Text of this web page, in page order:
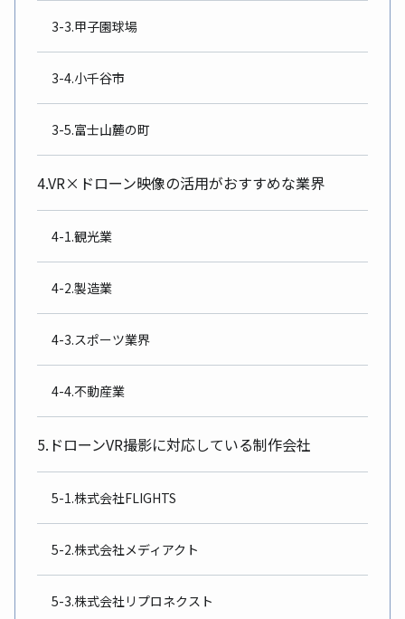
3-3.甲子園球場
3-4.小千谷市
3-5.富士山麓の町
4.VR×ドローン映像の活用がおすすめな業界
4-1.観光業
4-2.製造業
4-3.スポーツ業界
4-4.不動産業
5.ドローンVR撮影に対応している制作会社
5-1.株式会社FLIGHTS
5-2.株式会社メディアクト
5-3.株式会社リプロネクスト